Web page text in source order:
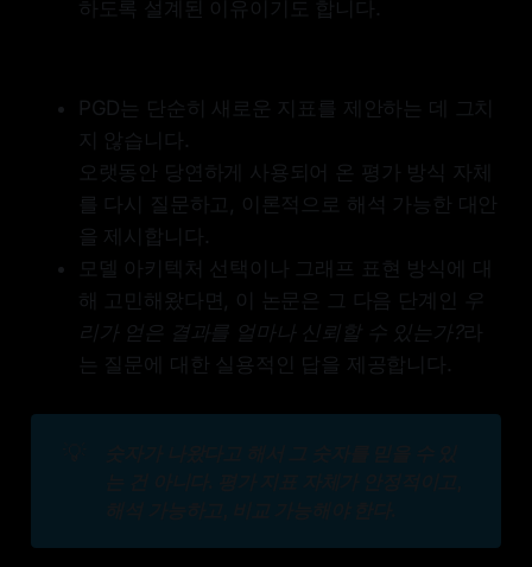
하도록 설계된 이유이기도 합니다.
PGD는 단순히 새로운 지표를 제안하는 데 그치
지 않습니다.
오랫동안 당연하게 사용되어 온 평가 방식 자체
를 다시 질문하고, 이론적으로 해석 가능한 대안
을 제시합니다.
모델 아키텍처 선택이나 그래프 표현 방식에 대
해 고민해왔다면, 이 논문은 그 다음 단계인
우
리가 얻은 결과를 얼마나 신뢰할 수 있는가?라
는 질문에 대한 실용적인 답을 제공합니다.